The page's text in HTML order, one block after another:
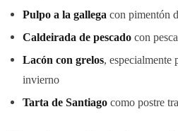
Pulpo a la gallega con pimentón
Caldeirada de pescado con
Lacón con grelos, especialmente
invierno
Tarta de Santiago como postre